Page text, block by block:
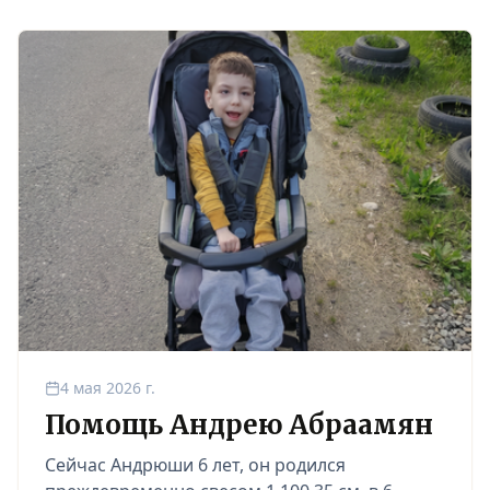
4 мая 2026 г.
Помощь Андрею Абраамян
Сейчас Андрюши 6 лет, он родился